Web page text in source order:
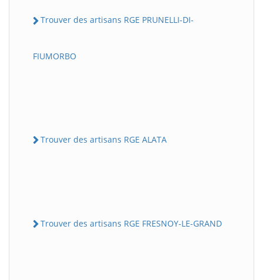
Trouver des artisans RGE PRUNELLI-DI-
FIUMORBO
Trouver des artisans RGE ALATA
Trouver des artisans RGE FRESNOY-LE-GRAND